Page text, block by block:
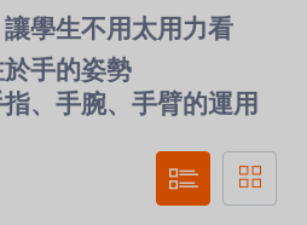
學生不用太用力看
手的姿勢
、手腕、手臂的運用